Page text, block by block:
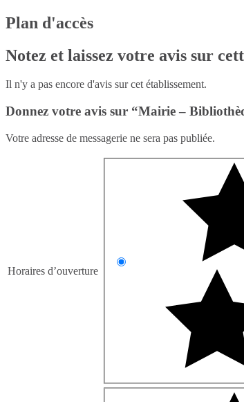
Plan d'accès
Notez et laissez votre avis sur
Il n'y a pas encore d'avis sur cet établissement.
Donnez votre avis sur “Mairie –
Votre adresse de messagerie ne sera pas publiée.
Horaires d’ouverture